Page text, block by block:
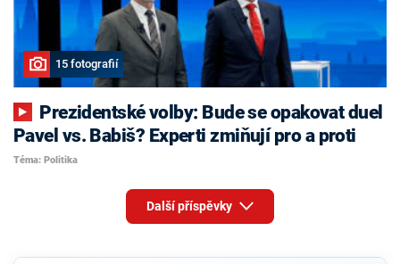
15 fotografií
Pavel vs. Babiš? Experti zmiňují pro a proti
Téma: Politika
Další příspěvky